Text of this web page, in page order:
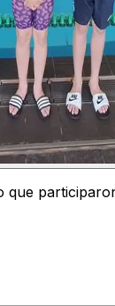
que